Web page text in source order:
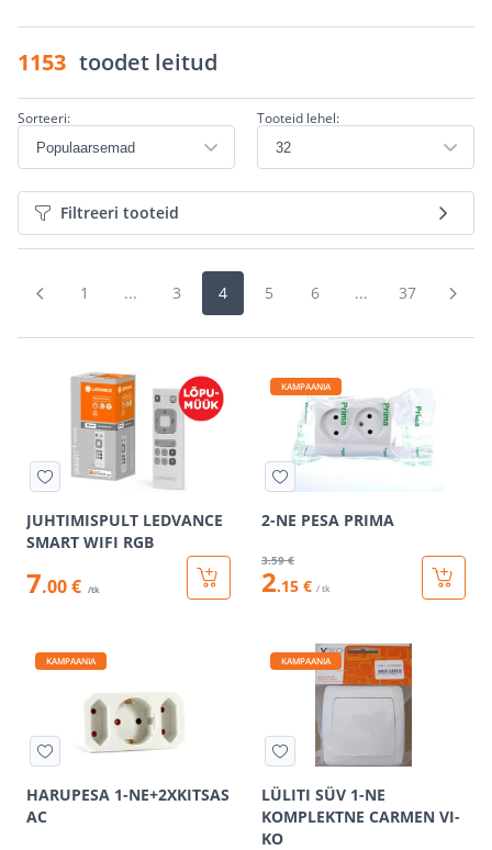
1153 toodet leitud
Sorteeri: Tooteid lehel:
Filtreeri tooteid
1 ... 3 4 5 6 ... 37
JUHTIMISPULT LEDVANCE
SMART WIFI RGB
7.00 € /tk
KAMPAANIA
2-NE PESA PRIMA
3.59 €
2.15 € / tk
KAMPAANIA
HARUPESA 1-NE+2XKITSAS
AC
KAMPAANIA
LÜLITI SÜV 1-NE
KOMPLEKTNE CARMEN VI-
KO